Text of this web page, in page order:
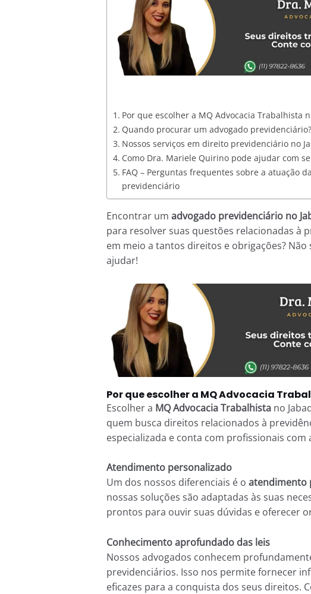
Por que escolher a MQ Advocacia Trabalhista
Quando procurar um advogado previdenciário?
Nossos serviços em direito previdenciário no
Como Dra. Mariele Quirino pode ajudar com
FAQ – Perguntas frequentes sobre a atuação
previdenciário
Encontrar um advogado previdenciário no
para resolver suas questões relacionadas à
em meio a tantos direitos e obrigações?
ajudar!
Por que escolher a MQ Advocacia
Escolher a MQ Advocacia Trabalhistano
quem busca direitos relacionados à
especializada e conta com profissionais com
Atendimento personalizado
Um dos nossos diferenciais é o atendimento
nossas soluções são adaptadas às suas
prontos para ouvir suas dúvidas e oferecer
Conhecimento aprofundado das leis
Nossos advogados conhecem
previdenciários. Isso nos permite fornecer
eficazes para a conquista dos seus direitos.